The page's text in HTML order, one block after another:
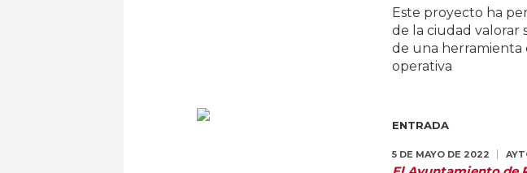
Este proyecto ha
de la ciudad valorar
de una
operativa
ENTRADA
5 DE MAYO DE 2022